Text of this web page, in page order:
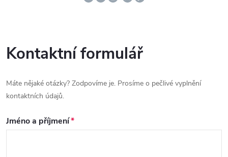
Kontaktní formulář
Máte nějaké otázky? Zodpovíme je. Prosíme o pečlivé vyplnění
kontaktních údajů.
Jméno a příjmení